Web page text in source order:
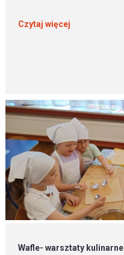
Czytaj więcej
Wafle- warsztaty kulinarne